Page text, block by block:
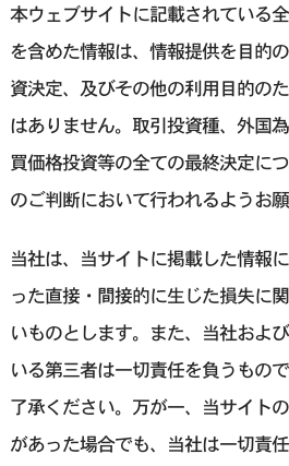
本ウェブサイトに記載されている
を含めた情報は、情報提供を目的
資決定、及びその他の利用目的の
はありません。取引投資種、外国
買価格投資等の全ての最終決定に
のご判断において行われるようお願
当社は、当サイトに掲載した情報
った直接・間接的に生じた損失に
いものとします。また、当社およ
いる第三者は一切責任を負うもの
了承ください。万が一、当サイト
があった場合でも、当社は一切責